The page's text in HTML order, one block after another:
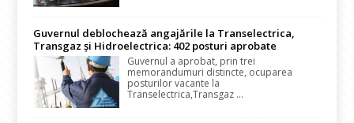
Guvernul deblochează angajările la Transelectrica,
Transgaz și Hidroelectrica: 402 posturi aprobate
Guvernul a aprobat, prin trei
memorandumuri distincte, ocuparea
posturilor vacante la
Transelectrica,Transgaz ...